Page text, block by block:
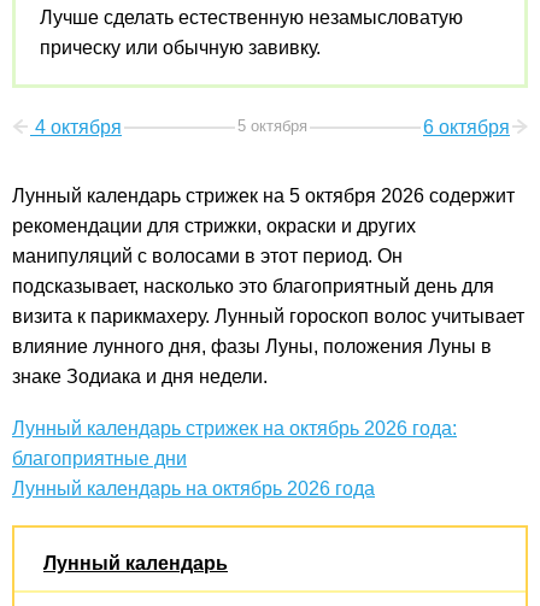
Лучше сделать естественную незамысловатую
прическу или обычную завивку.
4 октября 5 октября 6 октября
Лунный календарь стрижек на 5 октября 2026 содержит
рекомендации для стрижки, окраски и других
манипуляций с волосами в этот период. Он
подсказывает, насколько это благоприятный день для
визита к парикмахеру. Лунный гороскоп волос учитывает
влияние лунного дня, фазы Луны, положения Луны в
знаке Зодиака и дня недели.
Лунный календарь стрижек на октябрь 2026 года:
благоприятные дни
Лунный календарь на октябрь 2026 года
Лунный календарь